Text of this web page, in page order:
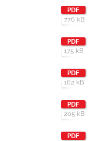
776 kB
175 kB
162 kB
205 kB